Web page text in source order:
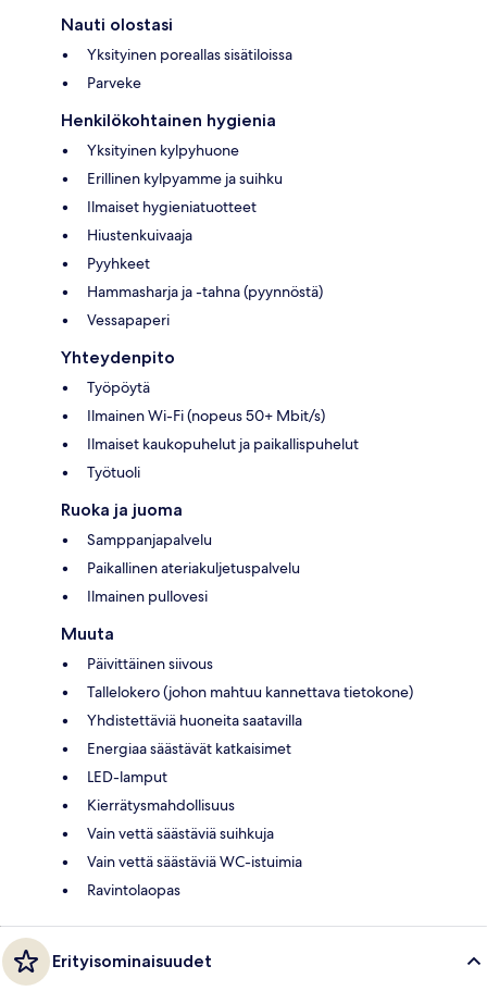
Nauti olostasi
Yksityinen poreallas sisätiloissa
Parveke
Henkilökohtainen hygienia
Yksityinen kylpyhuone
Erillinen kylpyamme ja suihku
Ilmaiset hygieniatuotteet
Hiustenkuivaaja
Pyyhkeet
Hammasharja ja -tahna (pyynnöstä)
Vessapaperi
Yhteydenpito
Työpöytä
Ilmainen Wi-Fi (nopeus 50+ Mbit/s)
Ilmaiset kaukopuhelut ja paikallispuhelut
Työtuoli
Ruoka ja juoma
Samppanjapalvelu
Paikallinen ateriakuljetuspalvelu
Ilmainen pullovesi
Muuta
Päivittäinen siivous
Tallelokero (johon mahtuu kannettava tietokone)
Yhdistettäviä huoneita saatavilla
Energiaa säästävät katkaisimet
LED-lamput
Kierrätysmahdollisuus
Vain vettä säästäviä suihkuja
Vain vettä säästäviä WC-istuimia
Ravintolaopas
Erityisominaisuudet